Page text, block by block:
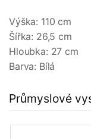
Výška: 110 cm
Šířka: 26,5 cm
Hloubka: 27 cm
Barva: Bílá
Průmyslové